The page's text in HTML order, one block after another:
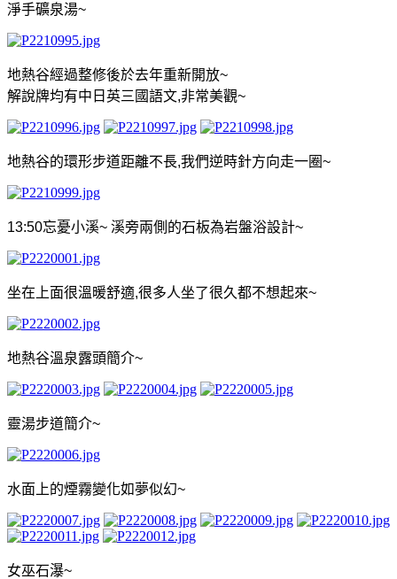
淨手礦泉湯~
地熱谷經過整修後於去年重新開放~
解說牌均有中日英三國語文,非常美觀~
地熱谷的環形步道距離不長,我們逆時針方向走一圈~
13:50忘憂小溪~ 溪旁兩側的石板為岩盤浴設計~
坐在上面很溫暖舒適,很多人坐了很久都不想起來~
地熱谷溫泉露頭簡介~
靈湯步道簡介~
水面上的煙霧變化如夢似幻~
女巫石瀑~